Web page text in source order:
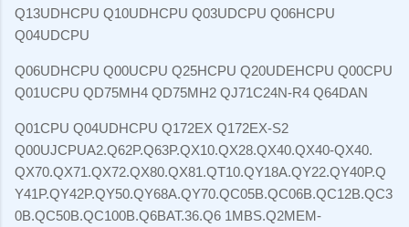
Q13UDHCPU Q10UDHCPU Q03UDCPU Q06HCPU
Q04UDCPU
Q06UDHCPU Q00UCPU Q25HCPU Q20UDEHCPU Q00CPU
Q01UCPU QD75MH4 QD75MH2 QJ71C24N-R4 Q64DAN
Q01CPU Q04UDHCPU Q172EX Q172EX-S2
Q00UJCPUA2.Q62P.Q63P.QX10.QX28.QX40.QX40-QX40.
QX70.QX71.QX72.QX80.QX81.QT10.QY18A.QY22.QY40P.Q
Y41P.QY42P.QY50.QY68A.QY70.QC05B.QC06B.QC12B.QC3
0B.QC50B.QC100B.Q6BAT.36.Q6 1MBS.Q2MEM-